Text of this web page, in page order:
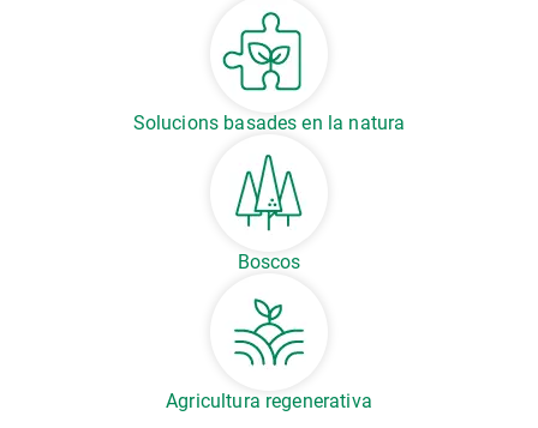
Solucions basades en la natura
Boscos
Agricultura regenerativa